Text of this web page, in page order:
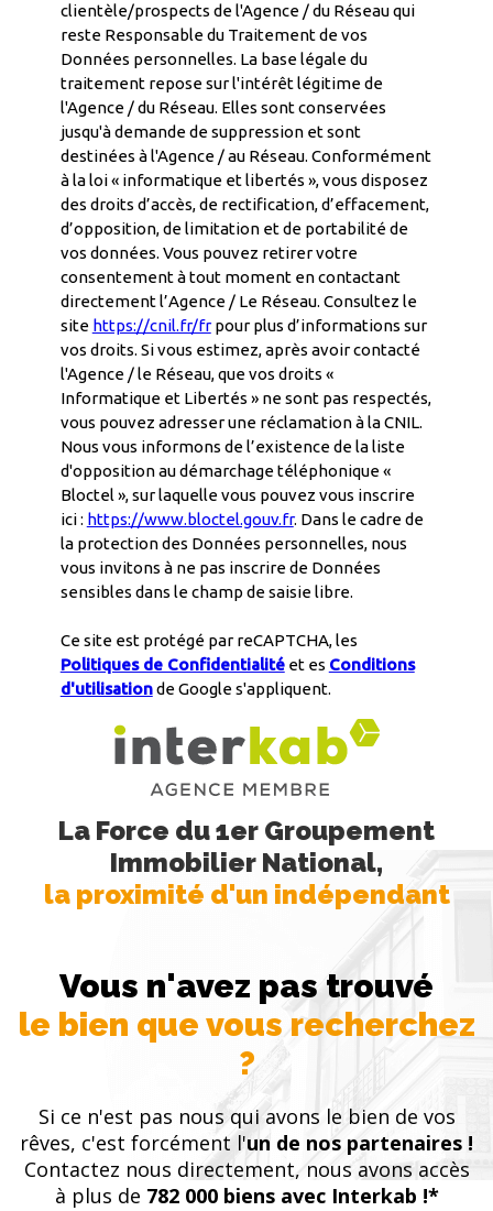
clientèle/prospects de l'Agence / du Réseau qui
reste Responsable du Traitement de vos
Données personnelles. La base légale du
traitement repose sur l'intérêt légitime de
l'Agence / du Réseau. Elles sont conservées
jusqu'à demande de suppression et sont
destinées à l'Agence / au Réseau. Conformément
à la loi « informatique et libertés », vous disposez
des droits d’accès, de rectification, d’effacement,
d’opposition, de limitation et de portabilité de
vos données. Vous pouvez retirer votre
consentement à tout moment en contactant
directement l’Agence / Le Réseau. Consultez le
site https://cnil.fr/frpour plus d’informations sur
vos droits. Si vous estimez, après avoir contacté
l'Agence / le Réseau, que vos droits «
Informatique et Libertés » ne sont pas respectés,
vous pouvez adresser une réclamation à la CNIL.
Nous vous informons de l’existence de la liste
d'opposition au démarchage téléphonique «
Bloctel », sur laquelle vous pouvez vous inscrire
ici : https://www.bloctel.gouv.fr. Dans le cadre de
la protection des Données personnelles, nous
vous invitons à ne pas inscrire de Données
sensibles dans le champ de saisie libre.
Ce site est protégé par reCAPTCHA, les
Politiques de Confidentialitéet es Conditions
d'utilisationde Google s'appliquent.
La Force du 1er Groupement
Immobilier National,
la proximité d'un indépendant
Vous n'avez pas trouvé
le bien que vous recherchez
?
Si ce n'est pas nous qui avons le bien de vos
rêves, c'est forcément l'un de nos partenaires !
Contactez nous directement, nous avons accès
à plus de 782 000 biens avec Interkab !*